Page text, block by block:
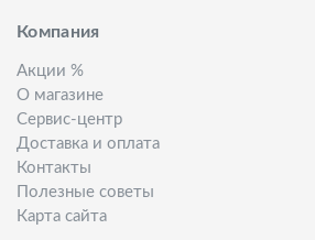
Компания
Акции %
О магазине
Сервис-центр
Доставка и оплата
Контакты
Полезные советы
Карта сайта